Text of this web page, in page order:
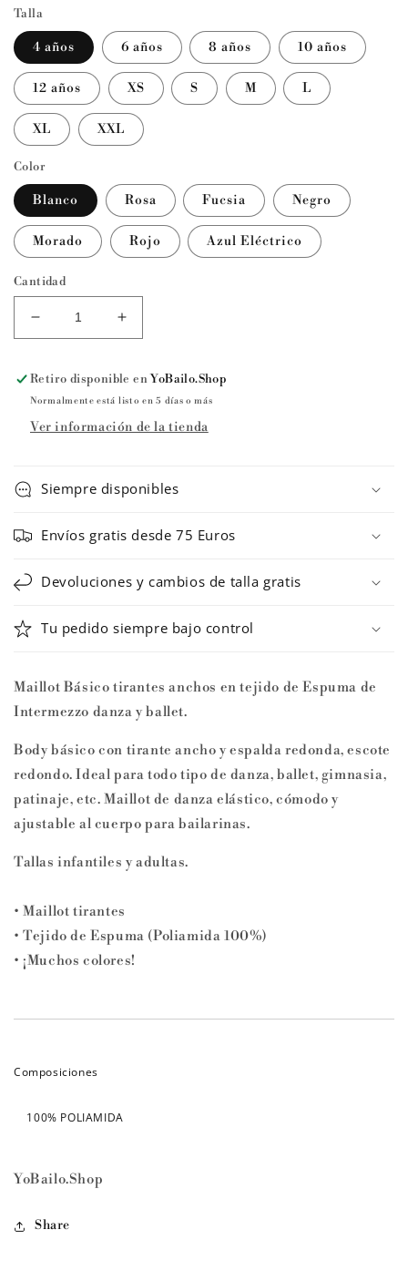
Talla
4 años 6 años 8 años 10 años
12 años XS S M L
XL XXL
Color
Blanco Rosa Fucsia Negro
Morado Rojo Azul Eléctrico
Cantidad
Reducir
cantidad
Maillot
básico
de
LOVER
de
Aumentar
cantidad
Maillot
básico
de
LOVER
de
Retiro disponible enYoBailo.Shop
Normalmente está listo en 5 días o más
Ver información de la tienda
Siempre disponibles
Envíos gratis desde 75 Euros
Devoluciones y cambios de talla gratis
Tu pedido siempre bajo control
Maillot Básico tirantes anchos en tejido de Espuma de
Intermezzo danza y ballet.
Body básico con tirante ancho y espalda redonda, escote
redondo. Ideal para todo tipo de danza, ballet, gimnasia,
patinaje, etc. Maillot de danza elástico, cómodo y
ajustable al cuerpo para bailarinas.
Tallas infantiles y adultas.
• Maillot tirantes
• Tejido de Espuma (Poliamida 100%)
• ¡Muchos colores!
Composiciones
100% POLIAMIDA
YoBailo.Shop
Share